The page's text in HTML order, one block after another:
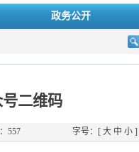
政务公开
二维码
557 字号：[ 大 中 小 ]